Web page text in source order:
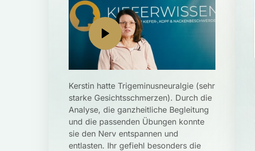
Kerstin hatte Trigeminusneuralgie (sehr
starke Gesichtsschmerzen). Durch die
Analyse, die ganzheitliche Begleitung
und die passenden Übungen konnte
sie den Nerv entspannen und
entlasten. Ihr gefiehl besonders die